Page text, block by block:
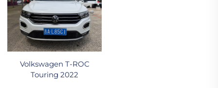
Volkswagen T-ROC
Touring 2022